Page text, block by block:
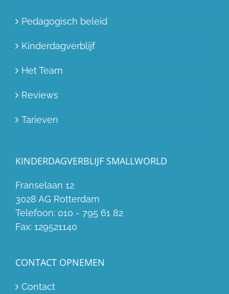
Pedagogisch beleid
Kinderdagverblijf
Het Team
Reviews
Tarieven
KINDERDAGVERBLIJF SMALLWORLD
Franselaan 12
3028 AG Rotterdam
Telefoon: 010 - 795 61 82
Fax: 129521140
CONTACT OPNEMEN
Contact